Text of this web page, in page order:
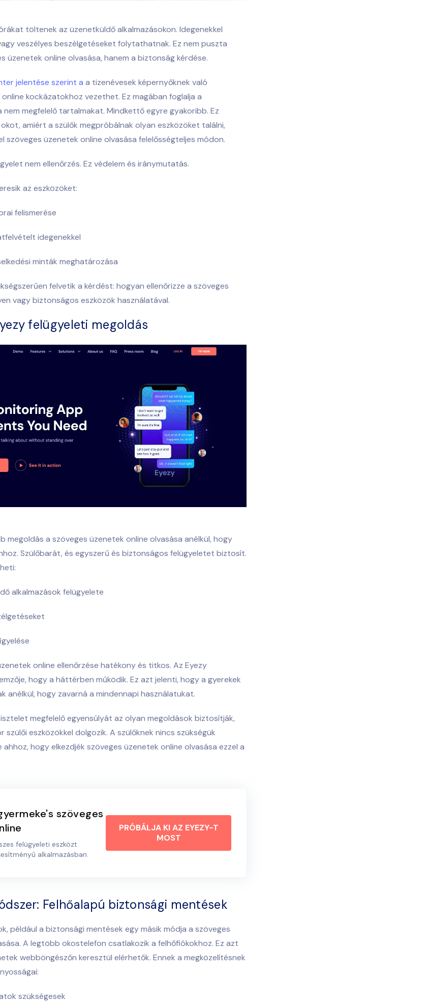
töltenek az üzenetküldő alkalmazásokon. Idegenekkel
veszélyes beszélgetéseket folytathatnak. Ez nem puszta
üzenetek online olvasása, hanem a biztonság kérdése.
jelentése szerint a a tizenévesek képernyőknek való
kockázatokhoz vezethet. Ez magában foglalja a
megfelelő tartalmakat. Mindkettő egyre gyakoribb. Ez
amiért a szülők megpróbálnak olyan eszközöket találni,
szöveges üzenetek online olvasása felelősségteljes módon.
nem ellenőrzés. Ez védelem és iránymutatás.
az eszközöket:
felismerése
idegenekkel
minták meghatározása
felvetik a kérdést: hogyan ellenőrizze a szöveges
vagy biztonságos eszközök használatával.
felügyeleti megoldás
megoldás a szöveges üzenetek online olvasása anélkül, hogy
Szülőbarát, és egyszerű és biztonságos felügyeletet biztosít.
alkalmazások felügyelete
online ellenőrzése hatékony és titkos. Az Eyezy
hogy a háttérben működik. Ez azt jelenti, hogy a gyerekek
anélkül, hogy zavarná a mindennapi használatukat.
megfelelő egyensúlyát az olyan megoldások biztosítják,
szülői eszközökkel dolgozik. A szülőknek nincs szükségük
hogy elkezdjék szöveges üzenetek online olvasása ezzel a
szöveges
felügyeleti eszközt
alkalmazásban.
PRÓBÁLJA KI AZ EYEZY-T
MOST
Felhőalapú biztonsági mentések
például a biztonsági mentések egy másik módja a szöveges
. A legtöbb okostelefon csatlakozik a felhőfiókokhoz. Ez azt
webböngészőn keresztül elérhetők. Ennek a megközelítésnek
szükségesek